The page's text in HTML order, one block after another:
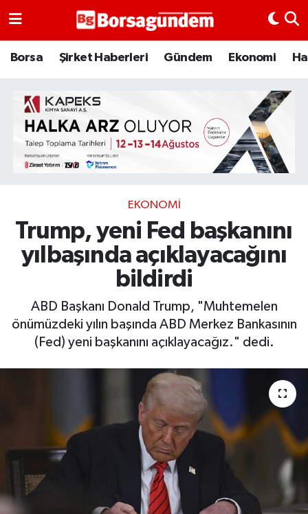
Borsa Şirket Haberleri Gündem Ekonomi
EKONOMI
Trump, yeni Fed başkanını
yılbaşında açıklayacağını
bildirdi
ABD Başkanı Donald Trump, "Muhtemelen
önümüzdeki yılın başında ABD Merkez Bankasının
(Fed) yeni başkanını açıklayacağız." dedi.
Borsa
Emtia
Galeri
Bitcoin
Şirket Haberleri
BIST 100 Isı Haritası
Coin Isı Haritası
Kiripto Para Piyasası
Gizlilik Sözleşmesi
Hakkımızda